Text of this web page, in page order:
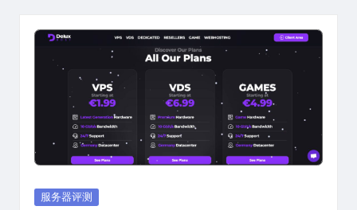
Posted
服务器评测